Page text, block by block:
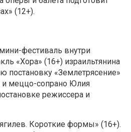
(12+).
фестиваль внутри
«Хора» (16+) израильтянина
постановку «Землетрясение»
и меццо-сопрано Юлия
режиссера и
Короткие формы» (16+).